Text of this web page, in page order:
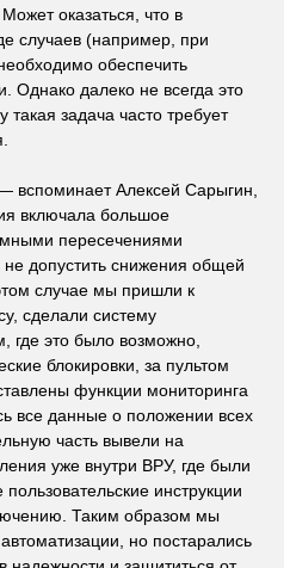
оказаться, что в
случаев (например, при
обеспечить
Однако далеко не всегда это
такая задача часто требует
вспоминает Алексей Сарыгин,
включала большое
пересечениями
не допустить снижения общей
случае мы пришли к
сделали систему
где это было возможно,
блокировки, за пультом
функции мониторинга
все данные о положении всех
часть вывели на
уже внутри ВРУ, где были
инструкции
Таким образом мы
но постарались